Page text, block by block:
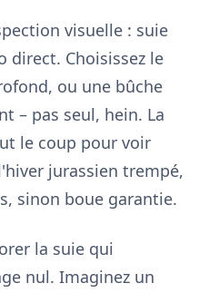
visuelle : suie
direct. Choisissez le
ou une bûche
– pas seul, hein. La
le coup pour voir
jurassien trempé,
sinon boue garantie.
la suie qui
nul. Imaginez un